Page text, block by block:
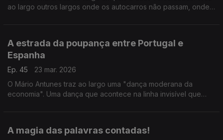
ao largo outros largos onde os autocarros não passam, onde
A estrada da poupança entre Portugal e
Espanha
Ep. 45
23 mar. 2026
O Mário Antunes traz ao largo uma "dança moderana da
economia". Uma dança que acontece na linha invisível que
A magia das palavras contadas!